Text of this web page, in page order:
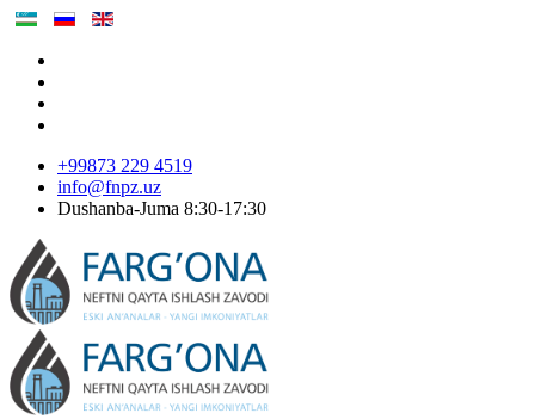
+99873 229 4519
info@fnpz.uz
Dushanba-Juma 8:30-17:30